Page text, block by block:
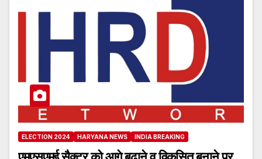
ELECTION 2024 HARYANA NEWS INDIA BREAKING